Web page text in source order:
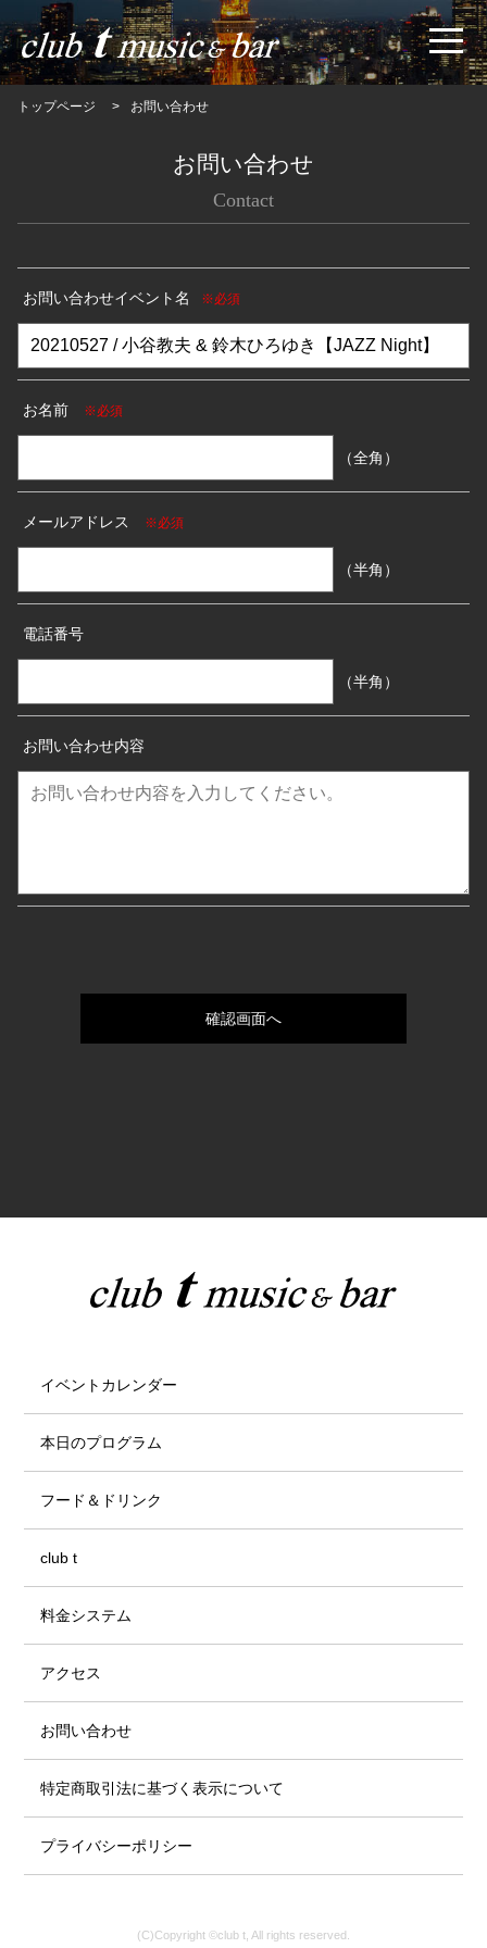
トップページ お問い合わせ
お問い合わせ
Contact
お問い合わせイベント名 ※必須
お名前 ※必須
（全角）
メールアドレス ※必須
（半角）
電話番号
（半角）
お問い合わせ内容
イベントカレンダー
本日のプログラム
フード＆ドリンク
club t
料金システム
アクセス
お問い合わせ
特定商取引法に基づく表示について
プライバシーポリシー
(C)Copyright ©club t, All rights reserved.